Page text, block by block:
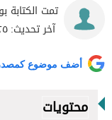
تمت الكتابة
آخر تحديث:
أضف موضوع
محتويات